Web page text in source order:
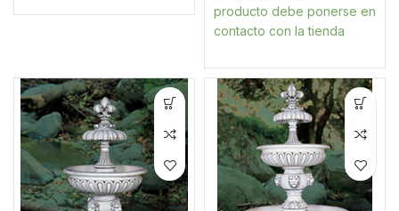
producto debe ponerse en
contacto con la tienda